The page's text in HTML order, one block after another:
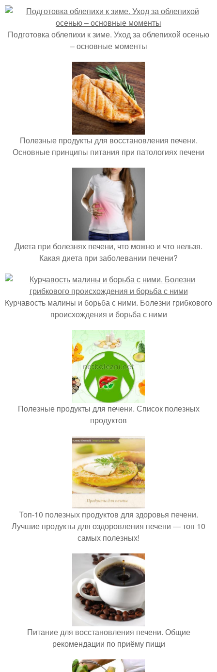
Подготовка облепихи к зиме. Уход за облепихой осенью
– основные моменты
Полезные продукты для восстановления печени.
Основные принципы питания при патологиях печени
Диета при болезнях печени, что можно и что нельзя.
Какая диета при заболевании печени?
Курчавость малины и борьба с ними. Болезни грибкового
происхождения и борьба с ними
Полезные продукты для печени. Список полезных
продуктов
Топ-10 полезных продуктов для здоровья печени.
Лучшие продукты для оздоровления печени — топ 10
самых полезных!
Питание для восстановления печени. Общие
рекомендации по приёму пищи